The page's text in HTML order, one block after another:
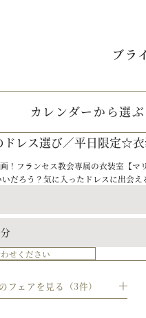
ブラ
カレンダーから選ぶ
ドレス選び／平日限定☆
！フランセス教会専属の衣装室【マ
だろう？気に入ったドレスに出会
が、安心してください！専属スタイ
せ ください
フェアを見る（3件）